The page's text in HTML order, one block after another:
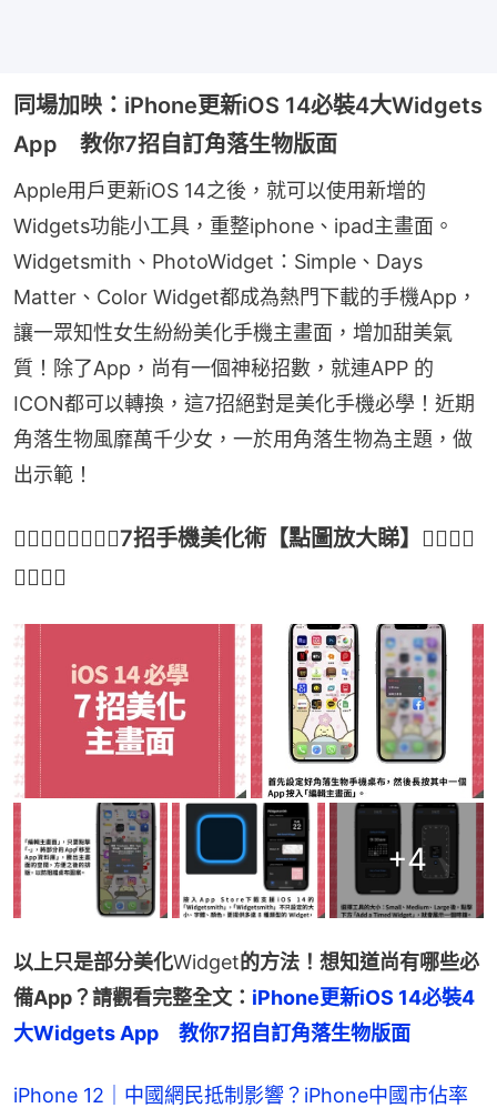
同場加映：iPhone更新iOS 14必裝4大Widgets
App 教你7招自訂角落生物版面
Apple用戶更新iOS 14之後，就可以使用新增的
Widgets功能小工具，重整iphone、ipad主畫面。
Widgetsmith、PhotoWidget：Simple、Days
Matter、Color Widget都成為熱門下載的手機App，
讓一眾知性女生紛紛美化手機主畫面，增加甜美氣
質！除了App，尚有一個神秘招數，就連APP 的
ICON都可以轉換，這7招絕對是美化手機必學！近期
角落生物風靡萬千少女，一於用角落生物為主題，做
出示範！
👇🏻👇🏻👇🏻👇🏻7招手機美化術【點圖放大睇】👇🏻👇🏻
👇🏻👇🏻
+4
以上只是部分美化Widget的方法！想知道尚有哪些必
備App？請觀看完整全文： iPhone更新iOS 14必裝4
大Widgets App　教你7招自訂角落生物版面
iPhone 12｜中國網民抵制影響？iPhone中國市佔率